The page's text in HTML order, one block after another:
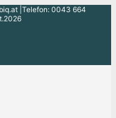
|Telefon: 0043 664